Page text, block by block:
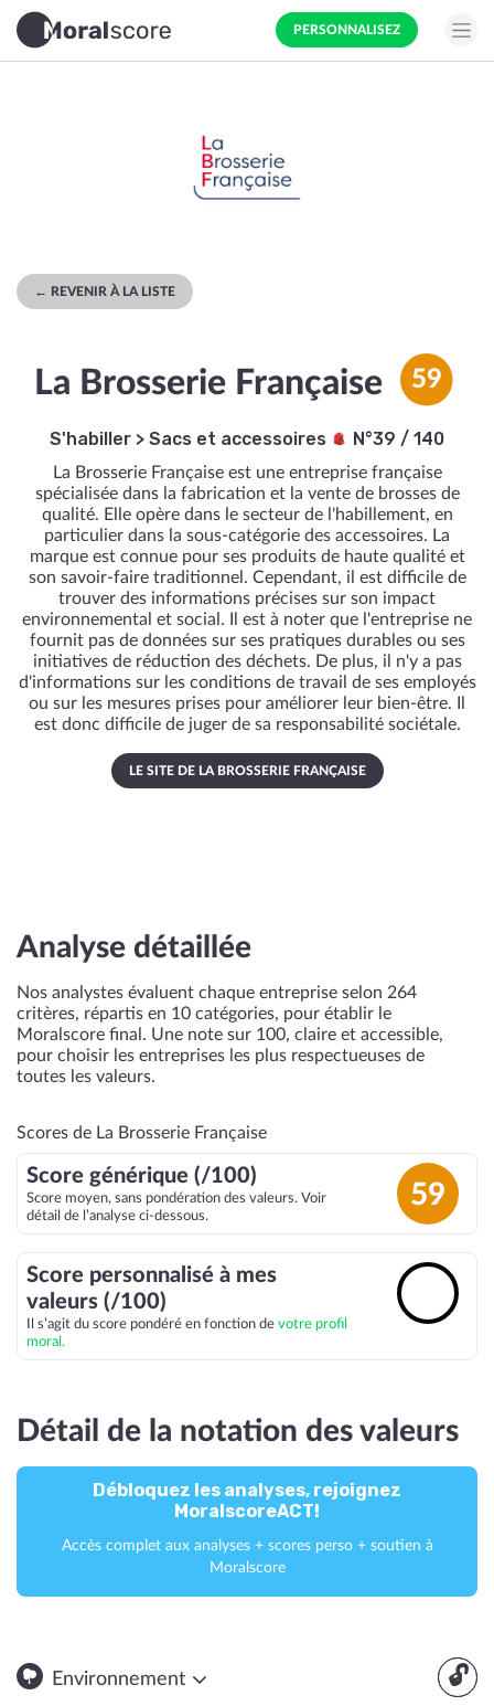
PERSONNALISEZ
← REVENIR À LA LISTE
La Brosserie Française 59
S'habiller > Sacs et accessoires N°39 / 140
La Brosserie Française est une entreprise française
spécialisée dans la fabrication et la vente de brosses de
qualité. Elle opère dans le secteur de l'habillement, en
particulier dans la sous-catégorie des accessoires. La
marque est connue pour ses produits de haute qualité et
son savoir-faire traditionnel. Cependant, il est difficile de
trouver des informations précises sur son impact
environnemental et social. Il est à noter que l'entreprise ne
fournit pas de données sur ses pratiques durables ou ses
initiatives de réduction des déchets. De plus, il n'y a pas
d'informations sur les conditions de travail de ses employés
ou sur les mesures prises pour améliorer leur bien-être. Il
est donc difficile de juger de sa responsabilité sociétale.
LE SITE DE LA BROSSERIE FRANÇAISE
Analyse détaillée
Nos analystes évaluent chaque entreprise selon 264
critères, répartis en 10 catégories, pour établir le
Moralscore final. Une note sur 100, claire et accessible,
pour choisir les entreprises les plus respectueuses de
toutes les valeurs.
Scores de La Brosserie Française
Score générique (/100)
Score moyen, sans pondération des valeurs. Voir
détail de l’analyse ci-dessous.
59
Score personnalisé à mes
valeurs (/100)
Il s’agit du score pondéré en fonction de votre profil
moral.
Détail de la notation des valeurs
Débloquez les analyses, rejoignez
MoralscoreACT!
Accès complet aux analyses + scores perso + soutien à
Moralscore
🔓
Environnement